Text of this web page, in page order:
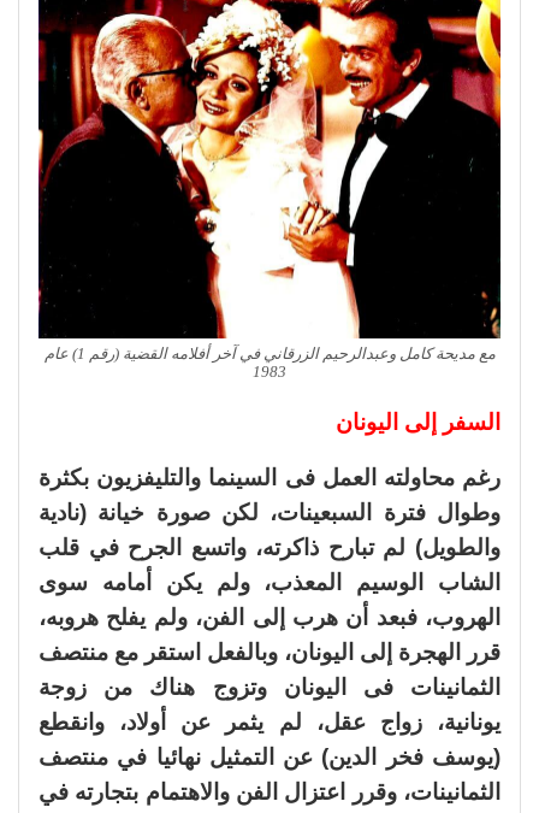
مع مديحة كامل وعبدالرحيم الزرقاني في آخر أفلامه القضية (رقم 1) عام
1983
السفر إلى اليونان
رغم محاولته العمل فى السينما والتليفزيون بكثرة
وطوال فترة السبعينات، لكن صورة خيانة (نادية
والطويل) لم تبارح ذاكرته، واتسع الجرح في قلب
الشاب الوسيم المعذب، ولم يكن أمامه سوى
الهروب، فبعد أن هرب إلى الفن، ولم يفلح هروبه،
قرر الهجرة إلى اليونان، وبالفعل استقر مع منتصف
الثمانينات فى اليونان وتزوج هناك من زوجة
يونانية، زواج عقل، لم يثمر عن أولاد، وانقطع
(يوسف فخر الدين) عن التمثيل نهائيا في منتصف
الثمانينات، وقرر اعتزال الفن والاهتمام بتجارته في